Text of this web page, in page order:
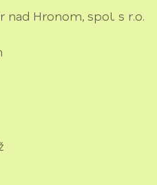
nad Hronom, spol. s r.o.